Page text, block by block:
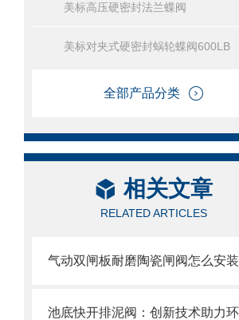
美标高压硬密封法兰蝶阀
美标对夹式硬密封蜗轮蝶阀600LB
全部产品分类
相关文章
RELATED ARTICLES
气动双闸板耐磨陶瓷闸阀怎么安装